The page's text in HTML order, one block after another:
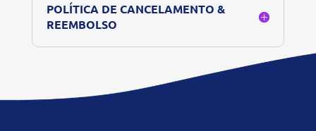
POLÍTICA DE CANCELAMENTO &
REEMBOLSO